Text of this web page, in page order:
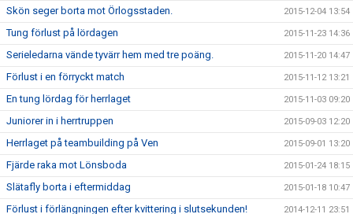
Skön seger borta mot Örlogsstaden. 2015-12-04 13:54
Tung förlust på lördagen 2015-11-23 14:36
Serieledarna vände tyvärr hem med tre poäng. 2015-11-20 14:47
Förlust i en förryckt match 2015-11-12 13:21
En tung lördag för herrlaget 2015-11-03 09:20
Juniorer in i herrtruppen 2015-09-03 12:20
Herrlaget på teambuilding på Ven 2015-09-01 13:20
Fjärde raka mot Lönsboda 2015-01-24 18:15
Slätafly borta i eftermiddag 2015-01-18 10:47
Förlust i förlängningen efter kvittering i slutsekunden! 2014-12-11 23:51